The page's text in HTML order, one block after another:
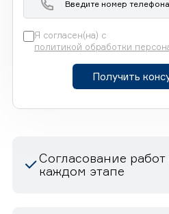
Я согласен(на) с
политикой обработки
Получить
Согласование
каждом этапе